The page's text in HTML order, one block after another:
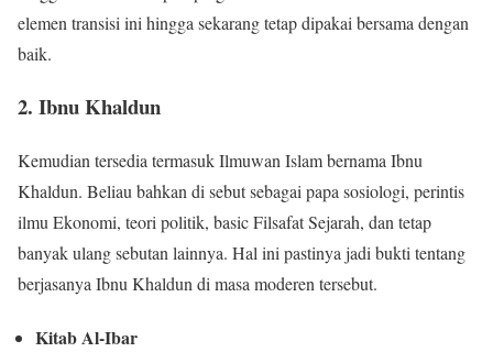
elemen transisi ini hingga sekarang tetap dipakai bersama dengan
baik.
2. Ibnu Khaldun
Kemudian tersedia termasuk Ilmuwan Islam bernama Ibnu
Khaldun. Beliau bahkan di sebut sebagai papa sosiologi, perintis
ilmu Ekonomi, teori politik, basic Filsafat Sejarah, dan tetap
banyak ulang sebutan lainnya. Hal ini pastinya jadi bukti tentang
berjasanya Ibnu Khaldun di masa moderen tersebut.
Kitab Al-Ibar